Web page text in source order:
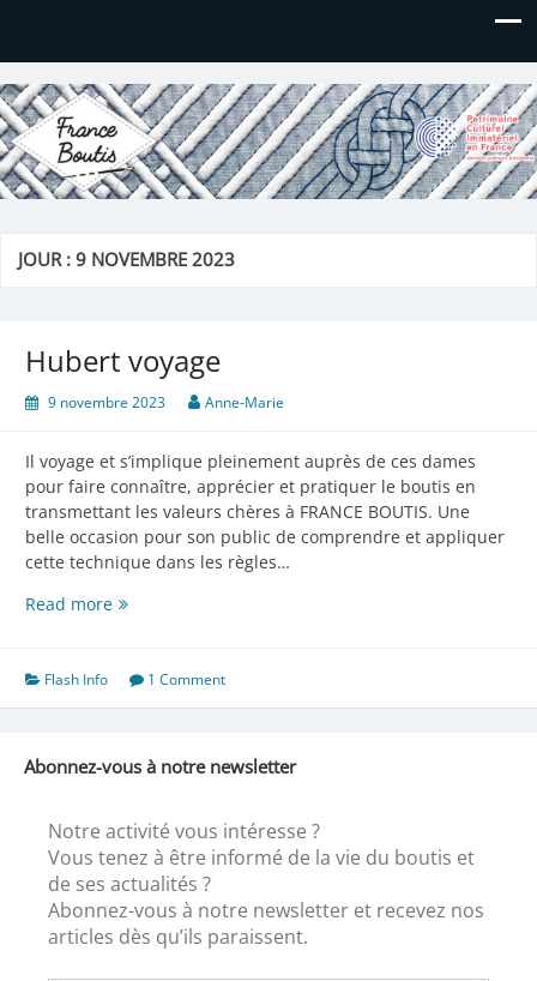
France Boutis
Le site de France Boutis
JOUR :9 NOVEMBRE 2023
Hubert voyage
9 novembre 2023 Anne-Marie
Il voyage et s’implique pleinement auprès de ces dames
pour faire connaître, apprécier et pratiquer le boutis en
transmettant les valeurs chères à FRANCE BOUTIS. Une
belle occasion pour son public de comprendre et appliquer
cette technique dans les règles…
Read moreHubert
Flash Info 1 Comment
Abonnez-vous à notre newsletter
Notre activité vous intéresse ?
Vous tenez à être informé de la vie du boutis et
de ses actualités ?
Abonnez-vous à notre newsletter et recevez nos
articles dès qu’ils paraissent.